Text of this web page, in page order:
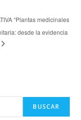
“Plantas medicinales
desde la evidencia
BUSCAR